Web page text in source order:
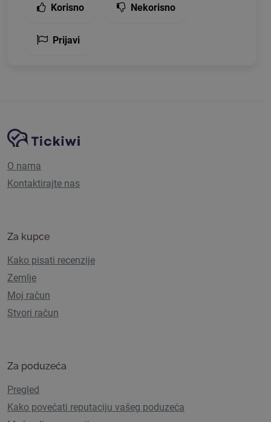
Korisno Nekorisno
Prijavi
Navigacija stranice
Tickiwi platforma
O nama
Kontaktirajte nas
Za kupce
Kako pisati recenzije
Zemlje
Moj račun
Stvori račun
Za poduzeća
Pregled
Kako povećati reputaciju vašeg poduzeća